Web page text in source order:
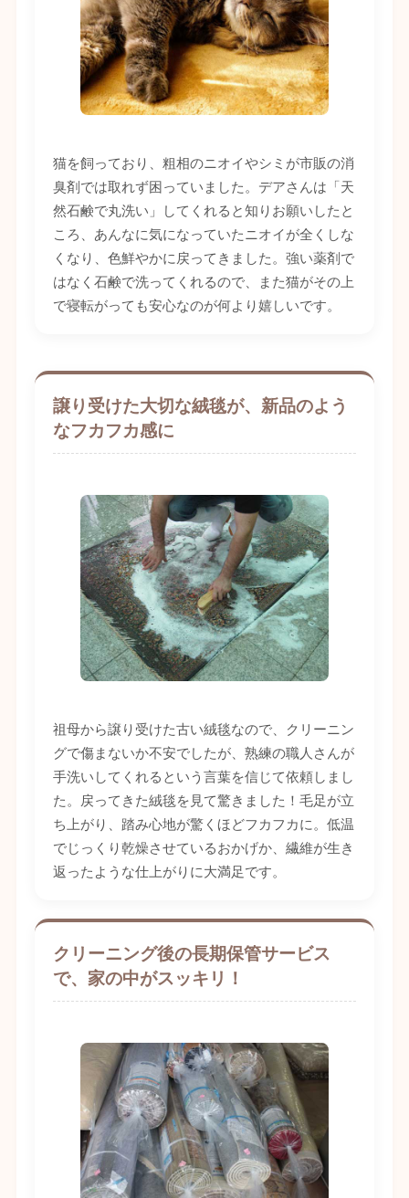
猫を飼っており、粗相のニオイやシミが市販の消
臭剤では取れず困っていました。デアさんは「天
然石鹸で丸洗い」してくれると知りお願いしたと
ころ、あんなに気になっていたニオイが全くしな
くなり、色鮮やかに戻ってきました。強い薬剤で
はなく石鹸で洗ってくれるので、また猫がその上
で寝転がっても安心なのが何より嬉しいです。
譲り受けた大切な絨毯が、新品のよう
なフカフカ感に
祖母から譲り受けた古い絨毯なので、クリーニン
グで傷まないか不安でしたが、熟練の職人さんが
手洗いしてくれるという言葉を信じて依頼しまし
た。戻ってきた絨毯を見て驚きました！毛足が立
ち上がり、踏み心地が驚くほどフカフカに。低温
でじっくり乾燥させているおかげか、繊維が生き
返ったような仕上がりに大満足です。
クリーニング後の長期保管サービス
で、家の中がスッキリ！